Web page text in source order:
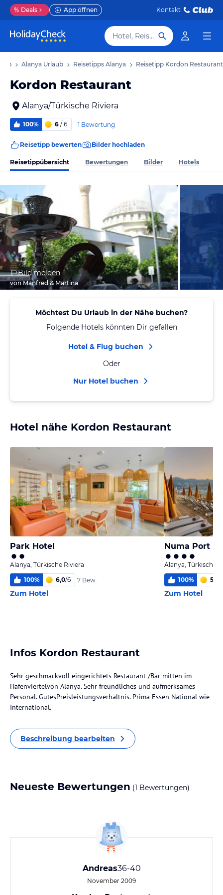
% Deals App öffnen Kontakt
Hotel, Reiseziel
Alanya Urlaub Reisetipps Alanya Reisetipp Kordon Restaurant
Kordon Restaurant
Alanya/Türkische Riviera
100% 6 / 6 1 Bewertung
Reisetipp bewerten Bilder hochladen
Reisetippübersicht Bewertungen Bilder Hotels
Bild melden
von Manfred & Martina
Möchtest Du Urlaub in der Nähe buchen?
Folgende Hotels könnten Dir gefallen
Hotel & Flug buchen
Oder
Nur Hotel buchen
Hotel nähe Kordon Restaurant
Park Hotel
Alanya, Türkische Riviera
100% 6,0/6 7 Bew.
Zum Hotel
Numa Port
Alanya, Türkische
100% 5,3
Zum Hotel
Infos Kordon Restaurant
Sehr geschmackvoll eingerichtets Restaurant /Bar mitten im
Hafenviertelvon Alanya. Sehr freundliches und aufmerksames
Personal. GutesPreisleistungsverhältnis. Prima Essen National wie
International.
Beschreibung bearbeiten
Neueste Bewertungen (1 Bewertungen)
Andreas36-40
November 2009